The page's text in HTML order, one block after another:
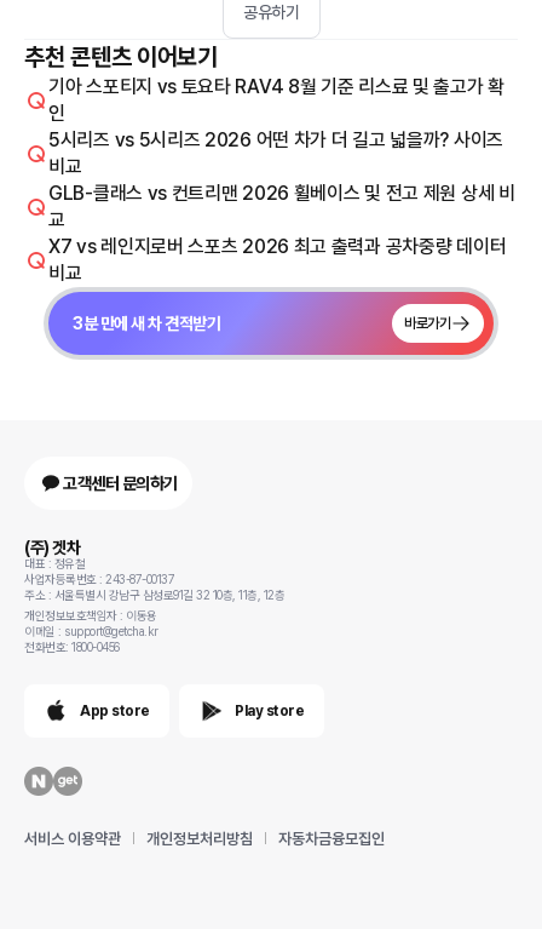
공유하기
추천 콘텐츠 이어보기
기아 스포티지 vs 토요타 RAV4 8월 기준 리스료 및 출고가 확
인
5시리즈 vs 5시리즈 2026 어떤 차가 더 길고 넓을까? 사이즈
비교
GLB-클래스 vs 컨트리맨 2026 휠베이스 및 전고 제원 상세 비
교
X7 vs 레인지로버 스포츠 2026 최고 출력과 공차중량 데이터
비교
3분 만에 새 차 견적받기 바로가기
고객센터 문의하기
(주) 겟차
대표 : 정유철
사업자등록번호 : 243-87-00137
주소 : 서울특별시 강남구 삼성로91길 32 10층, 11층, 12층
개인정보보호책임자 : 이동용
이메일 : support@getcha.kr
전화번호: 1800-0456
App store Play store
서비스 이용약관 개인정보처리방침 자동차금융모집인